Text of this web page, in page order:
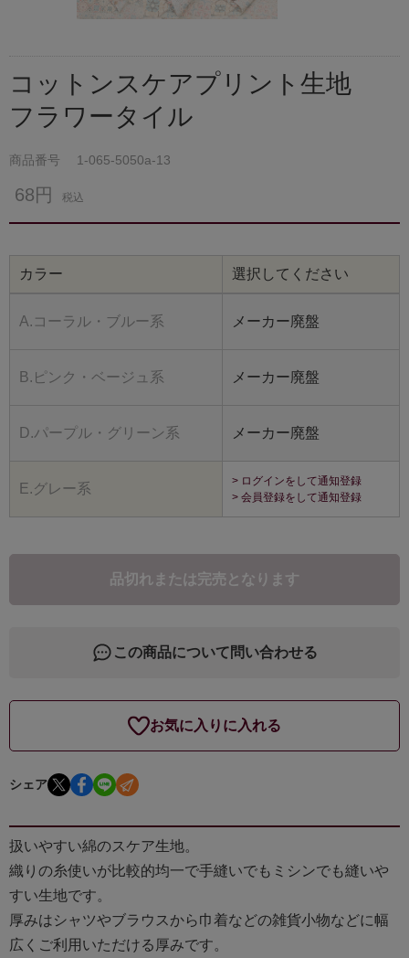
コットンスケアプリント生地
フラワータイル
商品番号 1-065-5050a-13
68円 税込
カラー 選択してください
A.コーラル・ブルー系 メーカー廃盤
B.ピンク・ベージュ系 メーカー廃盤
D.パープル・グリーン系 メーカー廃盤
E.グレー系
> ログインをして通知登録
> 会員登録をして通知登録
品切れまたは完売となります
この商品について問い合わせる
お気に入りに入れる
シェア
扱いやすい綿のスケア生地。
織りの糸使いが比較的均一で手縫いでもミシンでも縫いや
すい生地です。
厚みはシャツやブラウスから巾着などの雑貨小物などに幅
広くご利用いただける厚みです。